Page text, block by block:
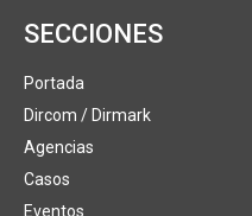
SECCIONES
Portada
Dircom / Dirmark
Agencias
Casos
Eventos